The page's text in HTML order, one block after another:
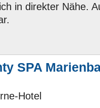
in direkter Nähe.
SPA
Hotel